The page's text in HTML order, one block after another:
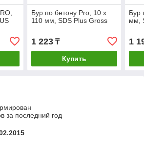
Бур по бетону Pro, 10 x
110 мм, SDS Plus Gross
1 223₸
Купить
Бур
мм,
1
за последний год